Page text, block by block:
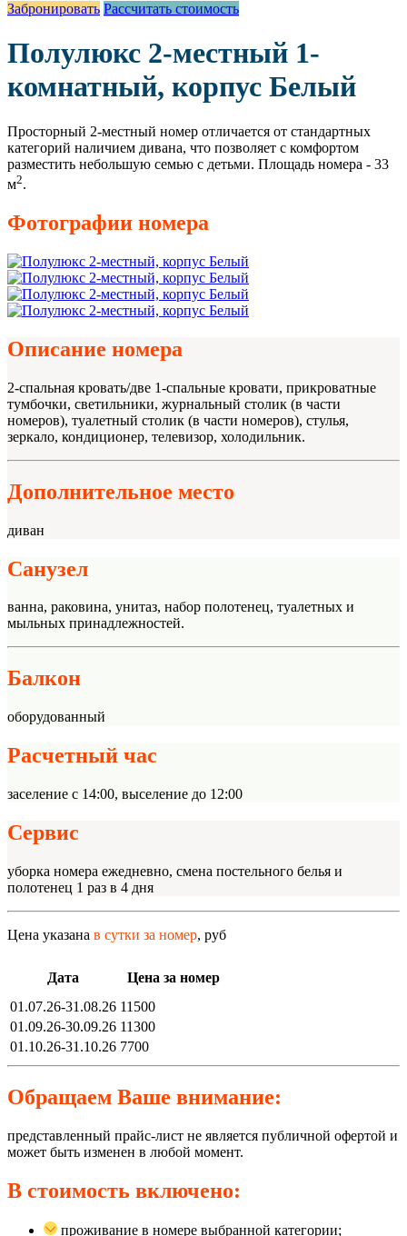
Забронировать Рассчитать стоимость
Полулюкс 2-местный 1-
комнатный, корпус Белый
Просторный 2-местный номер отличается от стандартных
категорий наличием дивана, что позволяет с комфортом
разместить небольшую семью с детьми. Площадь номера - 33
м2.
Фотографии номера
Описание номера
2-спальная кровать/две 1-спальные кровати, прикроватные
тумбочки, светильники, журнальный столик (в части
номеров), туалетный столик (в части номеров), стулья,
зеркало, кондиционер, телевизор, холодильник.
Дополнительное место
диван
Санузел
ванна, раковина, унитаз, набор полотенец, туалетных и
мыльных принадлежностей.
Балкон
оборудованный
Расчетный час
заселение с 14:00, выселение до 12:00
Сервис
уборка номера ежедневно, смена постельного белья и
полотенец 1 раз в 4 дня
Цена указана в сутки за номер, руб
Дата
Цена за номер
01.07.26-31.08.26 11500
01.09.26-30.09.26 11300
01.10.26-31.10.26 7700
Обращаем Ваше внимание:
представленный прайс-лист не является публичной офертой и
может быть изменен в любой момент.
В стоимость включено:
проживание в номере выбранной категории;